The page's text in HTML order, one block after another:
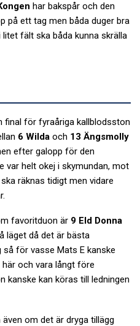
har bakspår och den
på ett tag men båda duger bra
fält ska båda kunna skrälla
final för fyraåriga kallblodsston
6 Wilda och 13 Ängsmolly
efter galopp för den
var helt okej i skymundan, mot
räknas tidigt men vidare
favoritduon är 9 Eld Donna
läget då det är bästa
för vasse Mats E kanske
och vara långt före
kanske kan köras till ledningen
om det är dryga tillägg